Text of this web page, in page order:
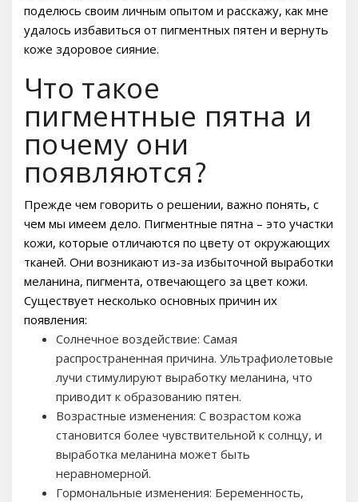
поделюсь своим личным опытом и расскажу, как мне
удалось избавиться от пигментных пятен и вернуть
коже здоровое сияние.
Что такое
пигментные пятна и
почему они
появляются?
Прежде чем говорить о решении, важно понять, с
чем мы имеем дело. Пигментные пятна – это участки
кожи, которые отличаются по цвету от окружающих
тканей. Они возникают из-за избыточной выработки
меланина, пигмента, отвечающего за цвет кожи.
Существует несколько основных причин их
появления:
Солнечное воздействие: Самая
распространенная причина. Ультрафиолетовые
лучи стимулируют выработку меланина, что
приводит к образованию пятен.
Возрастные изменения: С возрастом кожа
становится более чувствительной к солнцу, и
выработка меланина может быть
неравномерной.
Гормональные изменения: Беременность,